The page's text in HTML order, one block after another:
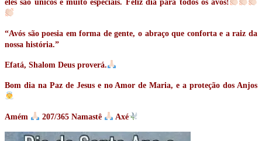
eles são únicos e muito especiais. Feliz dia para todos os avós!
“Avós são poesia em forma de gente, o abraço que conforta e a raiz da
nossa história.”
Efatá, Shalom Deus proverá.
Bom dia na Paz de Jesus e no Amor de Maria, e a proteção dos Anjos
Amém 207/365 Namastê Axé